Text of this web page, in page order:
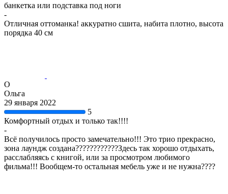
банкетка или подставка под ноги
-
Отличная оттоманка! аккуратно сшита, набита плотно, высота
порядка 40 см
О
Ольга
29 января 2022
5
Комфортный отдых и только так!!!!
-
Всё получилось просто замечательно!!! Это трио прекрасно,
зона лаундж создана????????????Здесь так хорошо отдыхать,
расслабляясь с книгой, или за просмотром любимого
фильма!!! Вообщем-то остальная мебель уже и не нужна????